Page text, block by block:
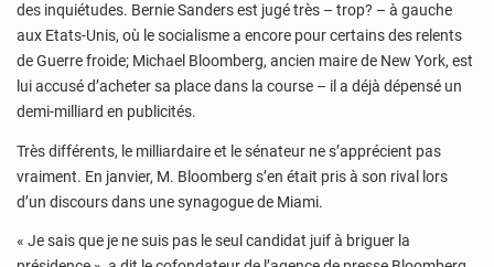
des inquiétudes. Bernie Sanders est jugé très – trop? – à gauche
aux Etats-Unis, où le socialisme a encore pour certains des relents
de Guerre froide; Michael Bloomberg, ancien maire de New York, est
lui accusé d’acheter sa place dans la course – il a déjà dépensé un
demi-milliard en publicités.
Très différents, le milliardaire et le sénateur ne s’apprécient pas
vraiment. En janvier, M. Bloomberg s’en était pris à son rival lors
d’un discours dans une synagogue de Miami.
« Je sais que je ne suis pas le seul candidat juif à briguer la